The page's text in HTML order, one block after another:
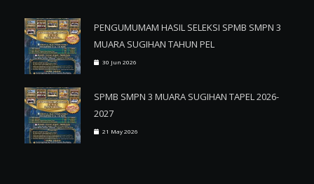
PENGUMUMAM HASIL SELEKSI SPMB SMPN 3
MUARA SUGIHAN TAHUN PEL
30 Jun 2026
SPMB SMPN 3 MUARA SUGIHAN TAPEL 2026-
2027
21 May 2026